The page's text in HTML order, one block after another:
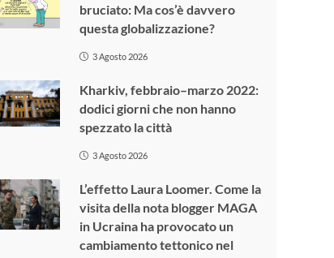
bruciato: Ma cos’è davvero
questa globalizzazione?
3 Agosto 2026
Kharkiv, febbraio–marzo 2022:
dodici giorni che non hanno
spezzato la città
3 Agosto 2026
L’effetto Laura Loomer. Come la
visita della nota blogger MAGA
in Ucraina ha provocato un
cambiamento tettonico nel